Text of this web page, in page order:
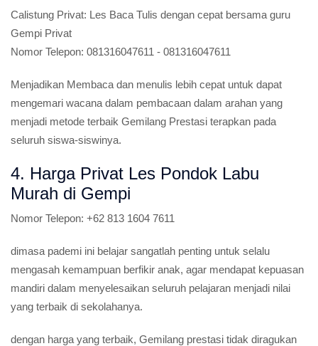
Calistung Privat: Les Baca Tulis dengan cepat bersama guru
Gempi Privat
Nomor Telepon: 081316047611 - 081316047611
Menjadikan Membaca dan menulis lebih cepat untuk dapat
mengemari wacana dalam pembacaan dalam arahan yang
menjadi metode terbaik Gemilang Prestasi terapkan pada
seluruh siswa-siswinya.
4. Harga Privat Les Pondok Labu
Murah di Gempi
Nomor Telepon: +62 813 1604 7611
dimasa pademi ini belajar sangatlah penting untuk selalu
mengasah kemampuan berfikir anak, agar mendapat kepuasan
mandiri dalam menyelesaikan seluruh pelajaran menjadi nilai
yang terbaik di sekolahanya.
dengan harga yang terbaik, Gemilang prestasi tidak diragukan